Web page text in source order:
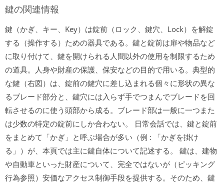
鍵の関連情報
鍵（かぎ、キー、Key）は錠前（ロック、鍵穴、Lock）を解錠
する（操作する）ための器具である。鍵と錠前は扉や物品など
に取り付けて、鍵を開けられる人間以外の使用を制限するため
の道具。人身や財産の保護、保安などの目的で用いる。典型的
な鍵（右図）は、錠前の鍵穴に差し込まれる個々に形状の異な
るブレード部分と、鍵穴には入らず手でつまんでブレードを回
転させるのに使う頭部から成る。ブレード部は一般に一つまた
は少数の特定の錠前にしか合わない。 日常会話では、鍵と錠前
をまとめて「かぎ」と呼ぶ場合が多い（例 : 「かぎを掛け
る」）が、本頁では主に鍵自体について記述する。 鍵は、建物
や自動車といった財産について、完全ではないが（ピッキング
行為参照）安価なアクセス制御手段を提供する。そのため、鍵